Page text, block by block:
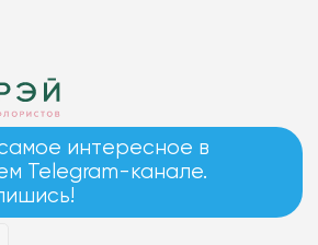
интересное в
Telegram-канале.